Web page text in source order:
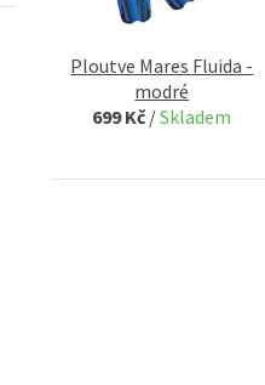
Ploutve Mares Fluida -
modré
699 Kč/Skladem